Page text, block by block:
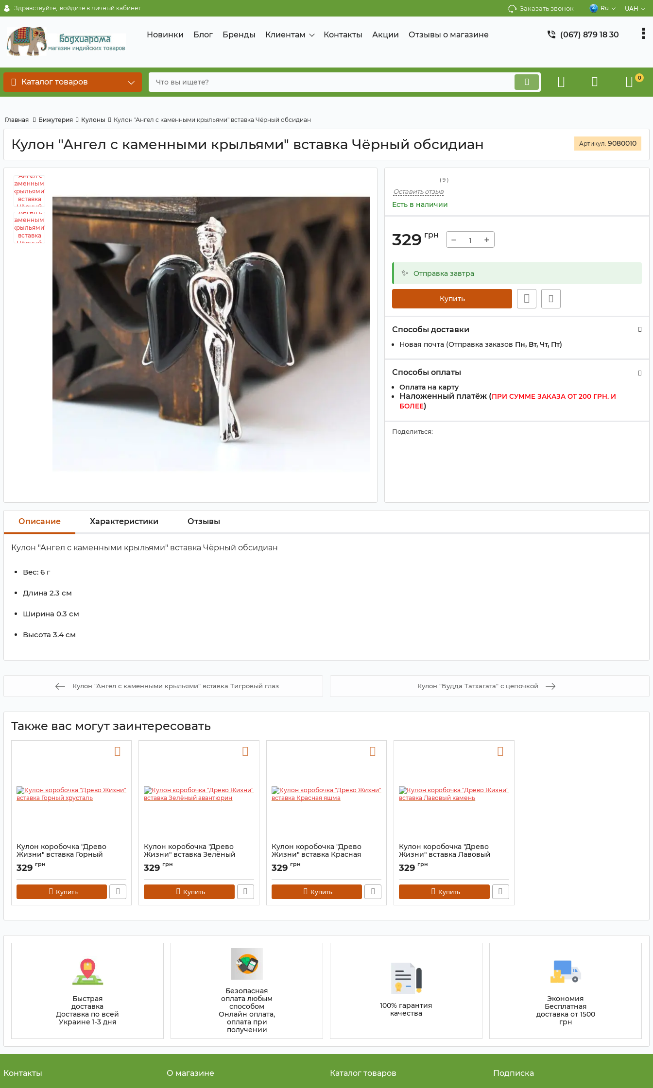
Здравствуйте, войдите в личный кабинет Заказать звонок Ru UAH
Новинки Блог Бренды Клиентам Контакты Акции Отзывы о магазине (067) 879 18 30
Каталог товаров 0
Главная Бижутерия Кулоны Кулон "Ангел с каменными крыльями" вставка Чёрный обсидиан
Кулон "Ангел с каменными крыльями" вставка Чёрный обсидиан Артикул: 9080010
( 9 )
Оставить отзыв
Есть в наличии
329 грн − +
✨ Отправка завтра
Купить
Способы доставки
Новая почта (Отправка заказов Пн, Вт, Чт, Пт)
Способы оплаты
Оплата на карту
Наложенный платёж (ПРИ СУММЕ ЗАКАЗА ОТ 200 ГРН. И
БОЛЕЕ)
Поделиться:
Описание Характеристики Отзывы
Кулон "Ангел с каменными крыльями" вставка Чёрный обсидиан
Вес: 6 г
Длина 2.3 см
Ширина 0.3 см
Высота 3.4 см
Кулон "Ангел с каменными крыльями" вставка Тигровый глаз Кулон "Будда Татхагата" с цепочкой
Также вас могут заинтересовать
Кулон коробочка "Древо
Жизни" вставка Горный
хрусталь
Артикул:
329 грн
Купить
Кулон коробочка "Древо
Жизни" вставка Зелёный
авантюрин
Артикул:
329 грн
Купить
Кулон коробочка "Древо
Жизни" вставка Красная
яшма
Артикул:
329 грн
Купить
Кулон коробочка "Древо
Жизни" вставка Лавовый
камень
Артикул:
329 грн
Купить
Быстрая
доставка
Доставка по всей
Украине 1-3 дня
Безопасная
оплата любым
способом
Онлайн оплата,
оплата при
получении
100% гарантия
качества
Экономия
Бесплатная
доставка от 1500
грн
Контакты О магазине Каталог товаров Подписка